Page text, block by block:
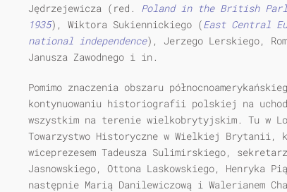
Jędrzejewicza (red. Poland intheBritish
1935), Wiktora Sukiennickiego (EastCentral
national independence), Jerzego Lerskiego,
Janusza Zawodnego i in.
Pomimo znaczenia obszaru
kontynuowaniu historiografii polskiej na
wszystkim na terenie wielkobrytyjskim. Tu w
Towarzystwo Historyczne w Wielkiej Brytanii,
wiceprezesem Tadeusza Sulimirskiego,
Jasnowskiego, Ottona Laskowskiego, Henryka
następnie Marią Danilewiczową i Walerianem